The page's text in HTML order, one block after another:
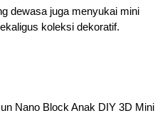
dewasa juga menyukai mini
koleksi dekoratif.
Nano Block Anak DIY 3D Mini